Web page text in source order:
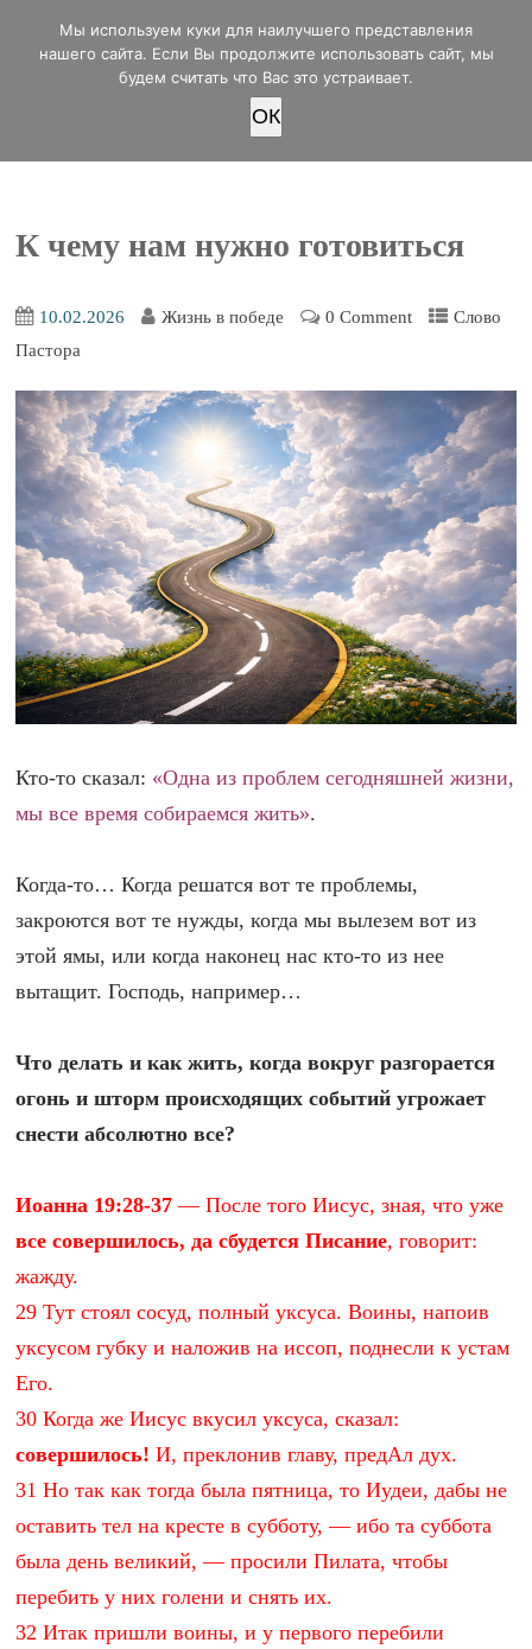
office@lifeinvictory.ru
+7 950 189 4420
Россия, г.Оренбург, ул.Мира 32/2
К чему нам нужно готовиться
10.02.2026 Жизнь в победе 0 Comment
Слово
Пастора
Кто-то сказал: «Одна из проблем сегодняшней жизни,
мы все время собираемся жить».
Когда-то… Когда решатся вот те проблемы,
закроются вот те нужды, когда мы вылезем вот из
этой ямы, или когда наконец нас кто-то из нее
вытащит. Господь, например…
Что делать и как жить, когда вокруг разгорается
огонь и шторм происходящих событий угрожает
снести абсолютно все?
Иоанна 19:28-37 — После того Иисус, зная, что уже
все совершилось, да сбудется Писание, говорит:
жажду.
29 Тут стоял сосуд, полный уксуса. Воины, напоив
уксусом губку и наложив на иссоп, поднесли к устам
Его.
30 Когда же Иисус вкусил уксуса, сказал:
совершилось! И, преклонив главу, предАл дух.
31 Но так как тогда была пятница, то Иудеи, дабы не
оставить тел на кресте в субботу, — ибо та суббота
была день великий, — просили Пилата, чтобы
перебить у них голени и снять их.
32 Итак пришли воины, и у первого перебили
Мы используем куки для наилучшего представления
нашего сайта. Если Вы продолжите использовать сайт, мы
будем считать что Вас это устраивает.
OК